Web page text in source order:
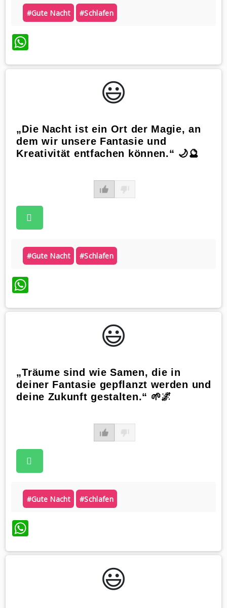
#gute Nacht #schlafen
WhatsApp
😃️
„Die Nacht ist ein Ort der Magie, an
dem wir unsere Fantasie und
Kreativität entfachen können.“ 🌙🔮
#gute Nacht #schlafen
WhatsApp
😃️
„Träume sind wie Samen, die in
deiner Fantasie gepflanzt werden und
deine Zukunft gestalten.“ 🌱🌌
#gute Nacht #schlafen
WhatsApp
😃️